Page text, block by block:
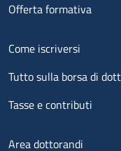
Offerta formativa
Menu footer 2
Come iscriversi
Tutto sulla borsa di
Tasse e contributi
Menu footer 3
Area dottorandi